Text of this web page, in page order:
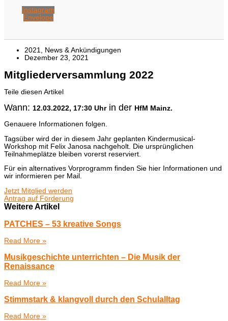
Instagram
Envelope
2021, News & Ankündigungen
Dezember 23, 2021
Mitgliederversammlung 2022
Teile diesen Artikel
Wann: 12.03.2022, 17:30 Uhrin der HfM Mainz.
Genauere Informationen folgen.
Tagsüber wird der in diesem Jahr geplanten Kindermusical-
Workshop mit Felix Janosa nachgeholt. Die ursprünglichen
Teilnahmeplätze bleiben vorerst reserviert.
Für ein alternatives Vorprogramm finden Sie hier Informationen und
wir informieren per Mail.
Jetzt Mitglied werden
Antrag auf Förderung
Weitere Artikel
PATCHES – 53 kreative Songs
Read More »
Musikgeschichte unterrichten – Die Musik der
Renaissance
Read More »
Stimmstark & klangvoll durch den Schulalltag
Read More »